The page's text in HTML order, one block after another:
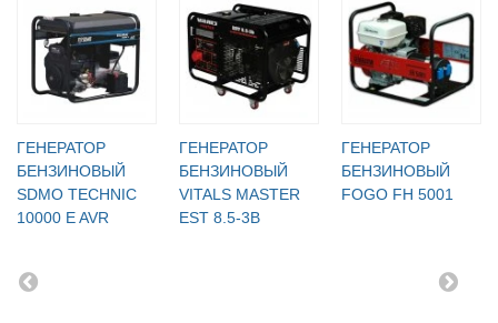
ГЕНЕРАТОР
БЕНЗИНОВЫЙ
SDMO TECHNIC
10000 E AVR
ГЕНЕРАТОР
БЕНЗИНОВЫЙ
VITALS MASTER
EST 8.5-3B
ГЕНЕРАТОР
БЕНЗИНОВЫЙ
FOGO FH 5001